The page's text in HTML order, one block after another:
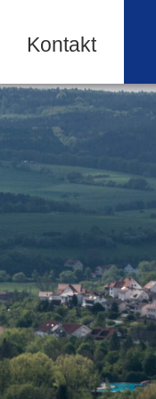
Kontakt